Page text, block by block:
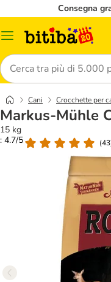
Consegna
Overview
Cerca
Cani Crocchette per
Markus-Mühle
15 kg
: 4.7/5
(43